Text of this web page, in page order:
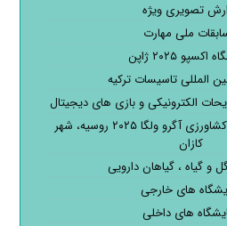
تصویری ویژه
ملی مهارت
۲۰۲۵ ژاپن
المللی تاسیسات ترکیه
الکترونیکی و بازی های دیجیتال
نمایشگاه دامپروری و کشاورزی آگرو ولگا ۲۰۲۵ روسیه، شهر
کازان
و گیاه ، گیاهان دارویی
های خارجی
های داخلی